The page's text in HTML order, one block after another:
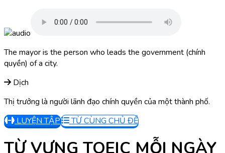
The mayor is the person who leads the government (chính
quyền) of a city.
Dịch
Thị trưởng là người lãnh đạo chính quyền của một thành phố.
LUYỆN TẬP
TỪ CÙNG CHỦ ĐỀ
TỪ VỰNG TOEIC MỖI NGÀY